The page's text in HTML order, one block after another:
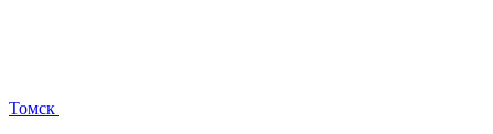
Томск